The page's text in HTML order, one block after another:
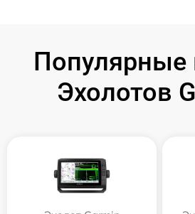
Популярные
Эхолотов